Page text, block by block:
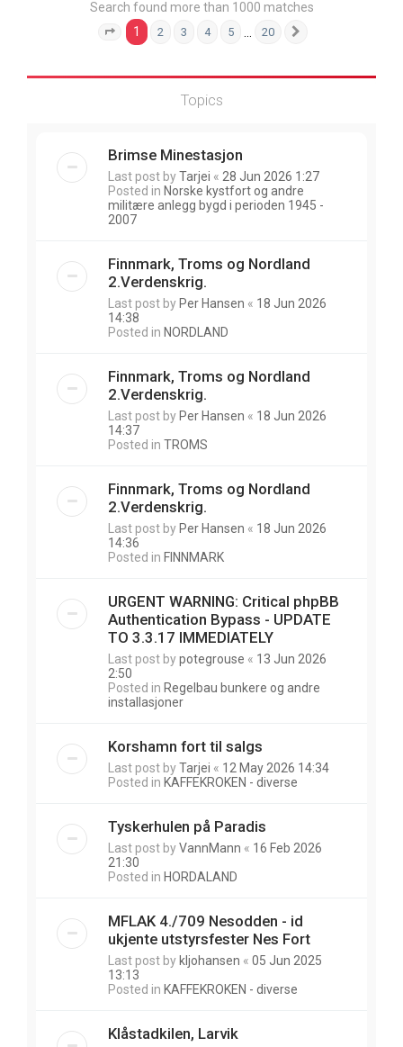
Search found more than 1000 matches
Page 1 of 20
1 2 3 4 5 20
Topics
Brimse Minestasjon
Last post byTarjei « 28 Jun 2026 1:27
Posted in Norske kystfort og andre
militære anlegg bygd i perioden 1945 -
2007
Finnmark, Troms og Nordland
2.Verdenskrig.
Last post by Per Hansen « 18 Jun 2026
14:38
Posted in NORDLAND
Finnmark, Troms og Nordland
2.Verdenskrig.
Last post by Per Hansen « 18 Jun 2026
14:37
Posted in TROMS
Finnmark, Troms og Nordland
2.Verdenskrig.
Last post by Per Hansen « 18 Jun 2026
14:36
Posted in FINNMARK
URGENT WARNING: Critical phpBB
Authentication Bypass - UPDATE
TO 3.3.17 IMMEDIATELY
Last post bypotegrouse « 13 Jun 2026
2:50
Posted in Regelbau bunkere og andre
installasjoner
Korshamn fort til salgs
Last post byTarjei « 12 May 2026 14:34
Posted in KAFFEKROKEN - diverse
Tyskerhulen på Paradis
Last post byVannMann « 16 Feb 2026
21:30
Posted in HORDALAND
MFLAK 4./709 Nesodden - id
ukjente utstyrsfester Nes Fort
Last post by kljohansen « 05 Jun 2025
13:13
Posted in KAFFEKROKEN - diverse
Klåstadkilen, Larvik